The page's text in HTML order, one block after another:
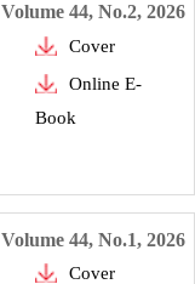
Volume 44, No.2, 2026
Cover
Online E-
Book
Volume 44, No.1, 2026
Cover